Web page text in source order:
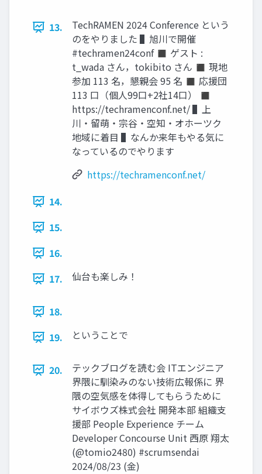
13.
TechRAMEN 2024 Conference という
のをやりました ▌旭川で開催
#techramen24conf ◼ ゲスト :
t_wada さん，tokibito さん ◼ 現地
参加 113 名，懇親会 95 名 ◼ 応援団
113 口（個人99口+2社14口） ◼
https://techramenconf.net/ ▌上
川・留萌・宗谷・空知・オホーツク
地域に着目 ▌なんか来年もやる気に
なっているのでやります
https://techramenconf.net/
14.
15.
16.
17.
仙台も楽しみ！
18.
19.
ということで
20.
テックブログを読む会 ITエンジニア
界隈に馴染みのない技術広報係に 界
隈の空気感を体得してもらうために
サイボウズ株式会社 開発本部 組織支
援部 People Experience チーム
Developer Concourse Unit 西原 翔太
(@tomio2480) #scrumsendai
2024/08/23 (金)